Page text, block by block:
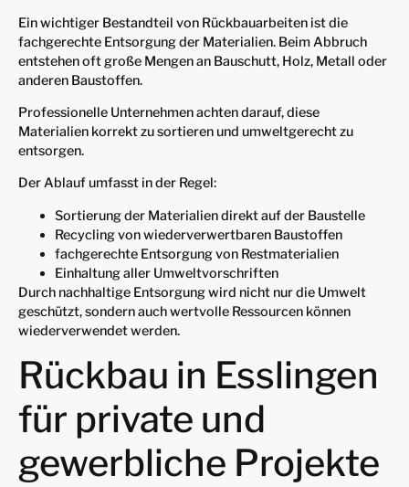
Ein wichtiger Bestandteil von Rückbauarbeiten ist die
fachgerechte Entsorgung der Materialien. Beim Abbruch
entstehen oft große Mengen an Bauschutt, Holz, Metall oder
anderen Baustoffen.
Professionelle Unternehmen achten darauf, diese
Materialien korrekt zu sortieren und umweltgerecht zu
entsorgen.
Der Ablauf umfasst in der Regel:
Sortierung der Materialien direkt auf der Baustelle
Recycling von wiederverwertbaren Baustoffen
fachgerechte Entsorgung von Restmaterialien
Einhaltung aller Umweltvorschriften
Durch nachhaltige Entsorgung wird nicht nur die Umwelt
geschützt, sondern auch wertvolle Ressourcen können
wiederverwendet werden.
Rückbau in Esslingen
für private und
gewerbliche Projekte